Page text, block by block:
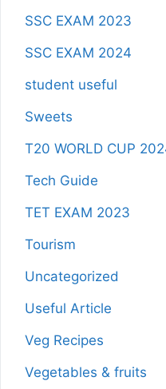
SSC EXAM 2023
SSC EXAM 2024
student useful
Sweets
T20 WORLD CUP
Tech Guide
TET EXAM 2023
Tourism
Uncategorized
Useful Article
Veg Recipes
Vegetables & fruits